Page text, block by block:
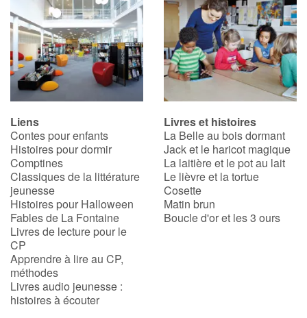
Rencontres et témoignages
Contes d'ici et d'ailleurs
Autour de la lecture
Apprendre à lire
Livre audio
Activités et ateliers
Apprendre les langues
Dyslexie, troubles de la lecture
Nos listes de lecture
Liens
Contes pour enfants
Histoires pour dormir
Comptines
Classiques de la littérature
jeunesse
Histoires pour Halloween
Fables de La Fontaine
Livres de lecture pour le
CP
Apprendre à lire au CP,
méthodes
Livres audio jeunesse :
histoires à écouter
Livres et histoires
La Belle au bois dormant
Jack et le haricot magique
La laitière et le pot au lait
Le lièvre et la tortue
Cosette
Matin brun
Boucle d'or et les 3 ours